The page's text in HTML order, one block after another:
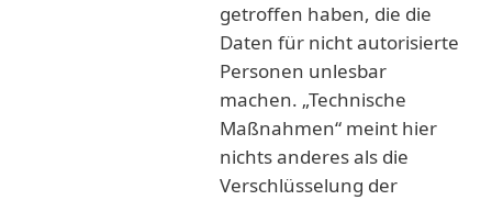
getroffen haben, die die
Daten für nicht autorisierte
Personen unlesbar
machen. „Technische
Maßnahmen“ meint hier
nichts anderes als die
Verschlüsselung der